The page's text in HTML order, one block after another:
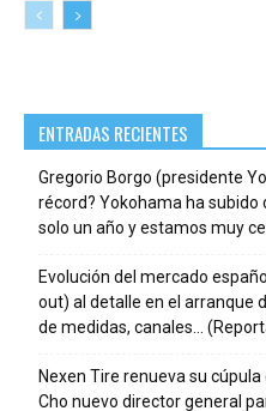
ENTRADAS RECIENTES
Gregorio Borgo (presidente
récord? Yokohama ha
solo un año y estamos muy
Evolución del mercado
out) al detalle en el arranque
de medidas, canales…
Nexen Tire renueva su
Cho nuevo director general